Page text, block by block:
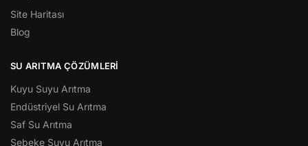
Site Haritası
Blog
SU ARITMA ÇÖZÜMLERI
Kuyu Suyu Arıtma
Endüstriyel Su Arıtma
Saf Su Arıtma
Şebeke Suyu Arıtma